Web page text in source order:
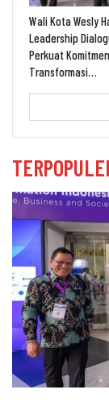
Wali Kota Wesly
Leadership
Perkuat Komitmen
Transformasi…